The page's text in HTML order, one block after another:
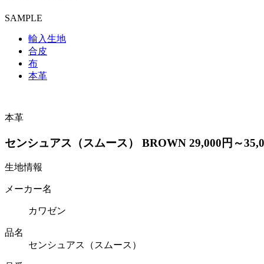
SAMPLE
輸入生地
合皮
布
本革
本革
センシュアス（スムース） BROWN 29,000円～
生地情報
メーカー名
カワゼン
品名
センシュアス（スムース）